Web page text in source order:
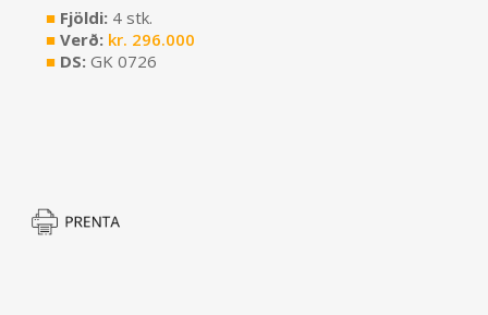
■Fjöldi: 4 stk.
■Verð: kr. 296.000
■DS: GK 0726